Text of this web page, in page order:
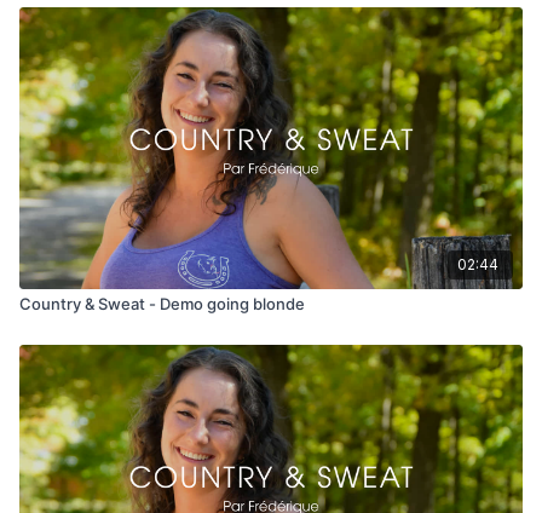
02:44
Country & Sweat - Demo going blonde